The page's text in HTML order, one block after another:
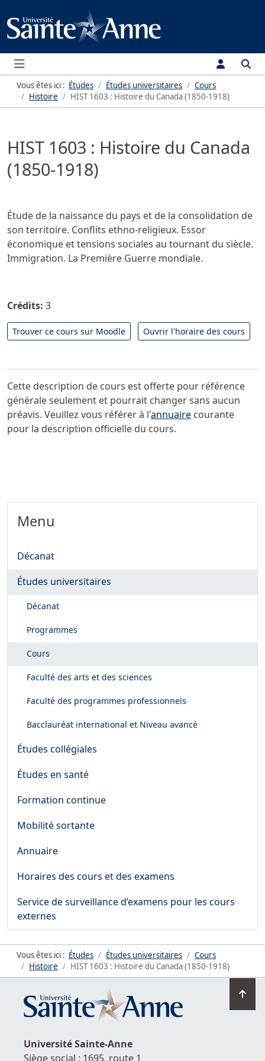
Menu
Vous êtes ici : Études Études universitaires
Cours
Histoire
HIST 1603 : Histoire du Canada (1850-1918)
HIST 1603 : Histoire du Canada
(1850-1918)
Étude de la naissance du pays et de la consolidation de
son territoire. Conflits ethno-religieux. Essor
économique et tensions sociales au tournant du siècle.
Immigration. La Première Guerre mondiale.
Crédits: 3
Trouver ce cours sur Moodle Ouvrir l'horaire des cours
Cette description de cours est offerte pour référence
générale seulement et pourrait changer sans aucun
préavis. Veuillez vous référer à l'annuaire courante
pour la description officielle du cours.
Menu
Décanat
Études universitaires
Décanat
Programmes
Cours
Faculté des arts et des sciences
Faculté des programmes professionnels
Bacclauréat international et Niveau avancé
Études collégiales
Études en santé
Formation continue
Mobilité sortante
Annuaire
Horaires des cours et des examens
Service de surveillance d’examens pour les cours
externes
Vous êtes ici : Études Études universitaires
Cours
Histoire
HIST 1603 : Histoire du Canada (1850-1918)
en
UniversitéSainte-Anne
Siège social : 1695, route 1